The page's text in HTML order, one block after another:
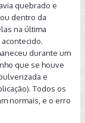
Campinas com
gás comum
a fazer
posto é o
abastecia
esse tanque,
igual ou
no modo E ele
tinha, mas
o meu
quebrado e
dentro da
na última
durante um
que se houve
e
Todos os
normais, e o erro